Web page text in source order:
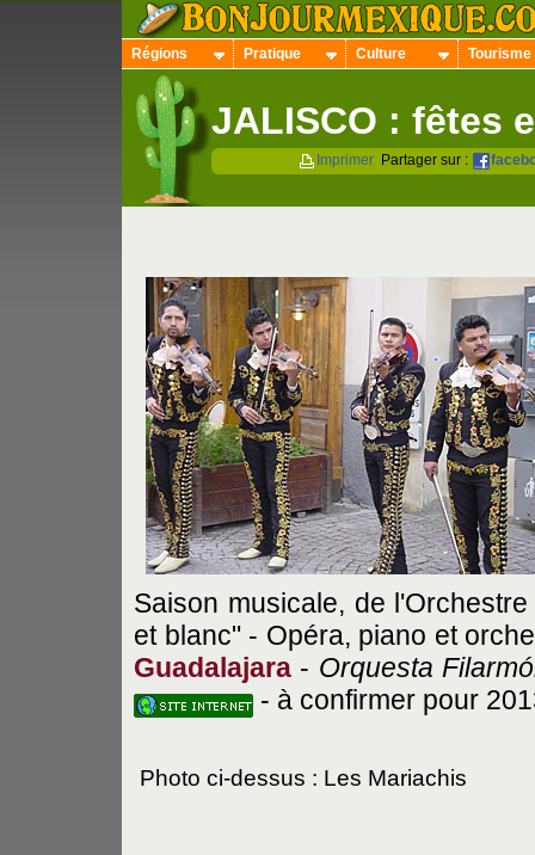
Régions Pratique Culture Tourisme
JALISCO : fêtes
Imprimer Partager sur :
Saison musicale, de
et blanc" - Opéra, piano et
Guadalajara - Orquesta
- à confirmer pour
Photo ci-dessus : Les Mariachis